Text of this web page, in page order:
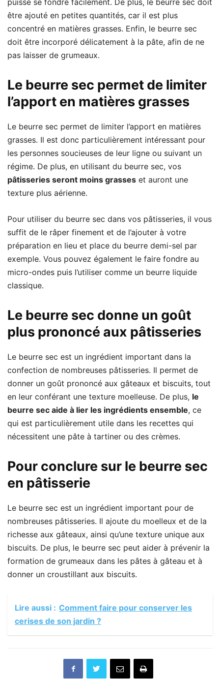
être ajouté en petites quantités, car il est plus
concentré en matières grasses. Enfin, le beurre sec
doit être incorporé délicatement à la pâte, afin de ne
pas laisser de grumeaux.
Le beurre sec permet de limiter
l’apport en matières grasses
Le beurre sec permet de limiter l’apport en matières
grasses. Il est donc particulièrement intéressant pour
les personnes soucieuses de leur ligne ou suivant un
régime. De plus, en utilisant du beurre sec, vos
pâtisseries seront moins grasses et auront une
texture plus aérienne.
Pour utiliser du beurre sec dans vos pâtisseries, il vous
suffit de le râper finement et de l’ajouter à votre
préparation en lieu et place du beurre demi-sel par
exemple. Vous pouvez également le faire fondre au
micro-ondes puis l’utiliser comme un beurre liquide
classique.
Le beurre sec donne un goût
plus prononcé aux pâtisseries
Le beurre sec est un ingrédient important dans la
confection de nombreuses pâtisseries. Il permet de
donner un goût prononcé aux gâteaux et biscuits, tout
en leur conférant une texture moelleuse. De plus, le
beurre sec aide à lier les ingrédients ensemble, ce
qui est particulièrement utile dans les recettes qui
nécessitent une pâte à tartiner ou des crèmes.
Pour conclure sur le beurre sec
en pâtisserie
Le beurre sec est un ingrédient important pour de
nombreuses pâtisseries. Il ajoute du moelleux et de la
richesse aux gâteaux, ainsi qu’une texture unique aux
biscuits. De plus, le beurre sec peut aider à prévenir la
formation de grumeaux dans les pâtes à gâteau et à
donner un croustillant aux biscuits.
Lire aussi : Comment faire pour conserver les
cerises de son jardin ?